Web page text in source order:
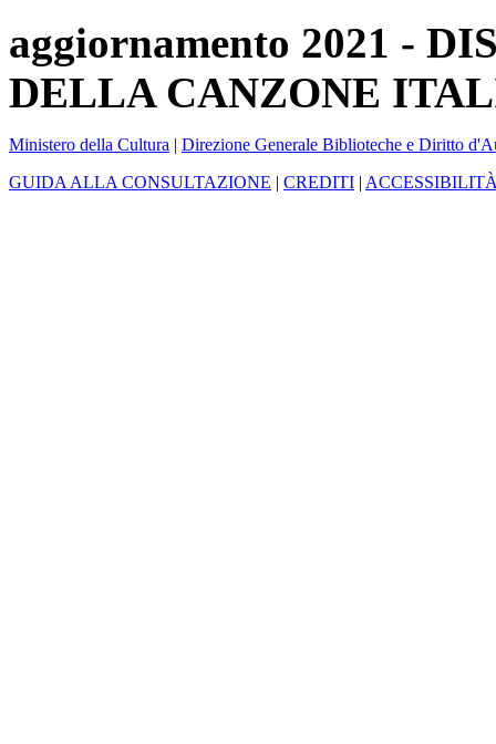
aggiornamento 2021 -
DELLA CANZONE
Ministero della Cultura | Direzione Generale Biblioteche e Diritto
GUIDA ALLA CONSULTAZIONE | CREDITI |